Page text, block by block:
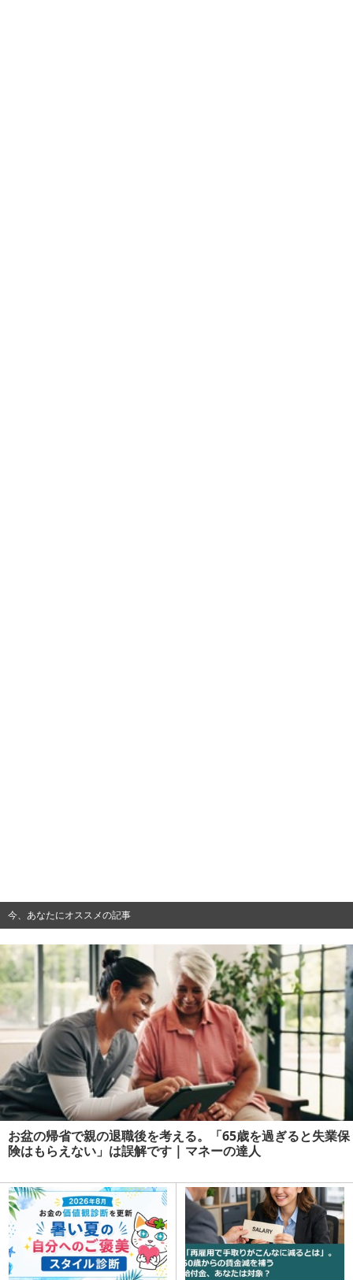
今、あなたにオススメの記事
お盆の帰省で親の退職後を考える。「65歳を過ぎると失業保
険はもらえない」は誤解です | マネーの達人